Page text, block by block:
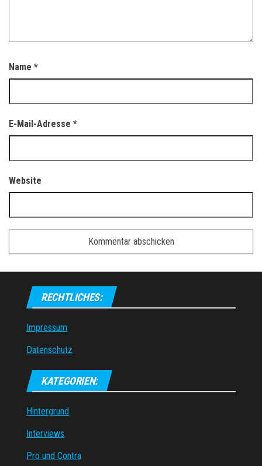
Name *
E-Mail-Adresse *
Website
RECHTLICHES:
Impressum
Datenschutz
KATEGORIEN:
Hintergrund
Interviews
Pro und Contra